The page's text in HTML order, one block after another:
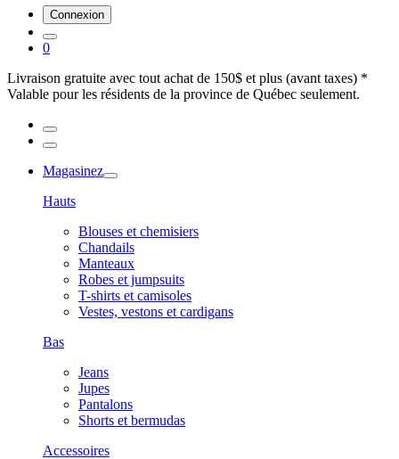
Connexion
0
Livraison gratuite avec tout achat de 150$ et plus (avant taxes) *
Valable pour les résidents de la province de Québec seulement.
Magasinez
Hauts
Blouses et chemisiers
Chandails
Manteaux
Robes et jumpsuits
T-shirts et camisoles
Vestes, vestons et cardigans
Bas
Jeans
Jupes
Pantalons
Shorts et bermudas
Accessoires